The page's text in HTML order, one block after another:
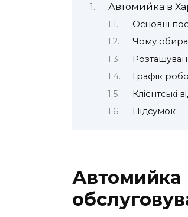
Автомийка в
Основні
Чому
Графік
Клієнтські
Підсумок
Автомийка